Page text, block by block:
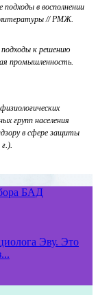
в восполнении
литературы // РМЖ.
к решению
промышленность.
групп населения
в сфере защиты
БАД
Эву. Это